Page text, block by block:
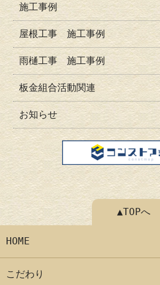
施工事例
屋根工事 施工事例
雨樋工事 施工事例
板金組合活動関連
お知らせ
▲TOPへ
HOME
こだわり